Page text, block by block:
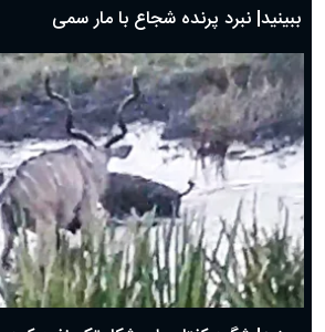
ببینید| نبرد پرنده شجاع با مار سمی